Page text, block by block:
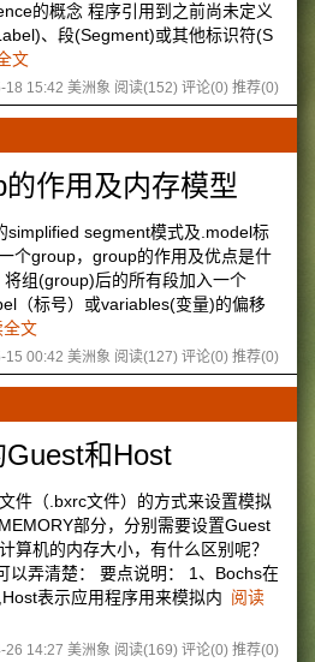
的概念 程序引用到之前尚未定义
、段(Segment)或其他标识符(S
文
18 15:42 美洲象 阅读(152) 评论(0) 推荐(0)
作用及内存模型
simplified segment模式及.model标
个group，group的作用及优点是什
组(group)后的所有段加入一个
（标号）或variables(变量)的偏移
全文
15 00:42 美洲象 阅读(127) 评论(0) 推荐(0)
和Host
件（.bxrc文件）的方式来设置模拟
部分，分别需要设置Guest
算机的内存大小，有什么区别呢？
以弄清楚： 要点说明： 1、Bochs在
表示应用程序用来模拟内 阅读
26 14:27 美洲象 阅读(169) 评论(0) 推荐(0)